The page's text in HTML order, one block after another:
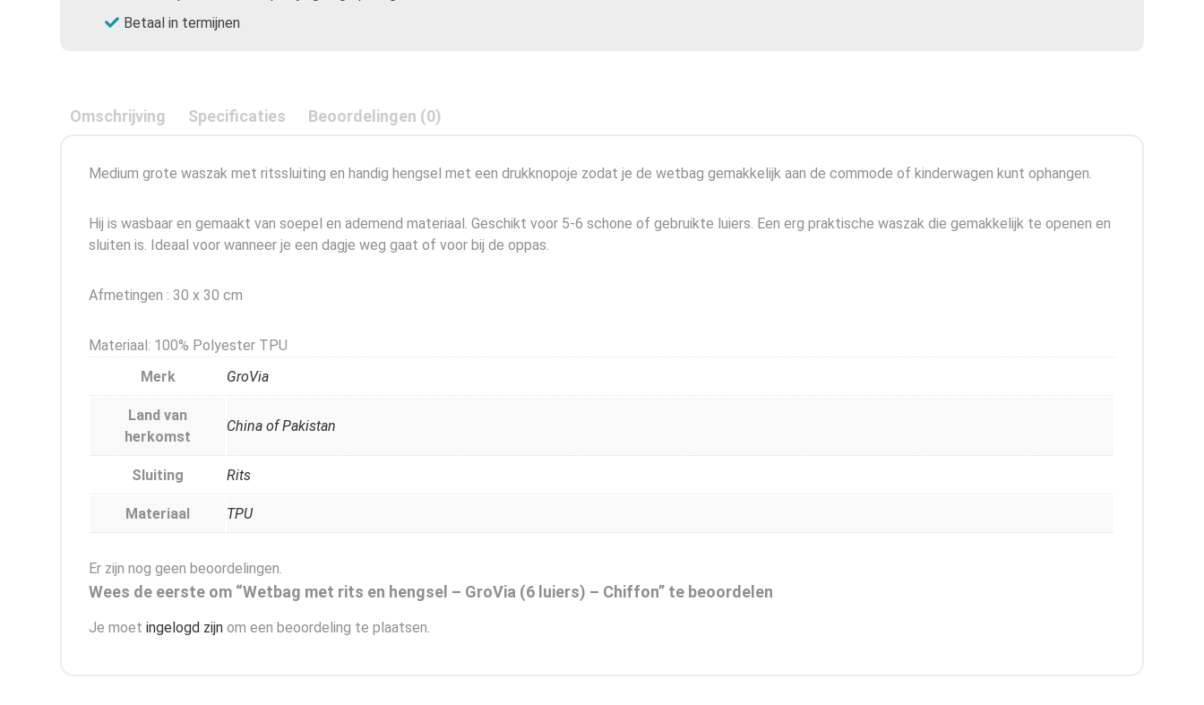
Betaal in termijnen
Omschrijving Specificaties Beoordelingen (0)
Medium grote waszak met ritssluiting en handig hengsel met een drukknopoje zodat je de wetbag gemakkelijk aan de commode of kinderwagen kunt ophangen.
Hij is wasbaar en gemaakt van soepel en ademend materiaal. Geschikt voor 5-6 schone of gebruikte luiers. Een erg praktische waszak die gemakkelijk te openen en
sluiten is. Ideaal voor wanneer je een dagje weg gaat of voor bij de oppas.
Afmetingen : 30 x 30 cm
Materiaal: 100% Polyester TPU
Merk
GroVia
Land van
herkomst
China of Pakistan
Sluiting Rits
Materiaal TPU
Er zijn nog geen beoordelingen.
Wees de eerste om “Wetbag met rits en hengsel – GroVia (6 luiers) – Chiffon” te beoordelen
Je moet ingelogd zijn om een beoordeling te plaatsen.